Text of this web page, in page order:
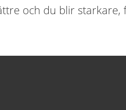
och du blir starkare,